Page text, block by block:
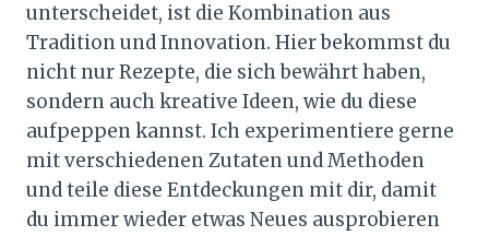
unterscheidet, ist die Kombination aus
Tradition und Innovation. Hier bekommst du
nicht nur Rezepte, die sich bewährt haben,
sondern auch kreative Ideen, wie du diese
aufpeppen kannst. Ich experimentiere gerne
mit verschiedenen Zutaten und Methoden
und teile diese Entdeckungen mit dir, damit
du immer wieder etwas Neues ausprobieren